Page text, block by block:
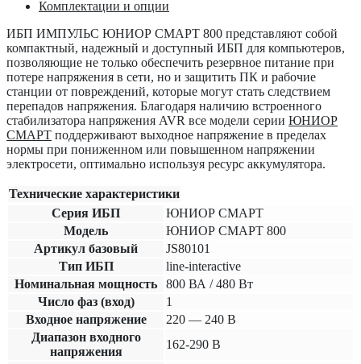
Комплектации и опции
ИБП ИМПУЛЬС ЮНИОР СМАРТ 800 представляют собой
компактный, надежный и доступный ИБП для компьютеров,
позволяющие не только обеспечить резервное питание при
потере напряжения в сети, но и защитить ПК и рабочие
станции от повреждений, которые могут стать следствием
перепадов напряжения. Благодаря наличию встроенного
стабилизатора напряжения AVR все модели серии ЮНИОР
СМАРТ поддерживают выходное напряжение в пределах
нормы при пониженном или повышенном напряжении
электросети, оптимально используя ресурс аккумулятора.
Технические характеристики
Серия ИБП
ЮНИОР СМАРТ
Модель
ЮНИОР СМАРТ 800
Артикул базовый
JS80101
Тип ИБП
line-interactive
Номинальная мощность
800 ВА / 480 Вт
Число фаз (вход)
1
Входное напряжение
220 — 240 В
Диапазон входного
напряжения
162-290 В